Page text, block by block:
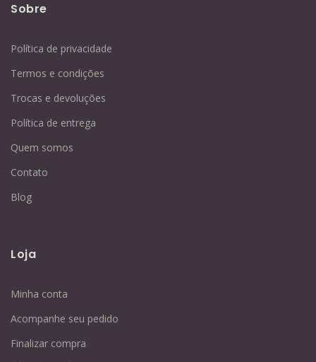
Sobre
Política de privacidade
Termos e condições
Trocas e devoluções
Política de entrega
Quem somos
Contato
Blog
Loja
Minha conta
Acompanhe seu pedido
Finalizar compra